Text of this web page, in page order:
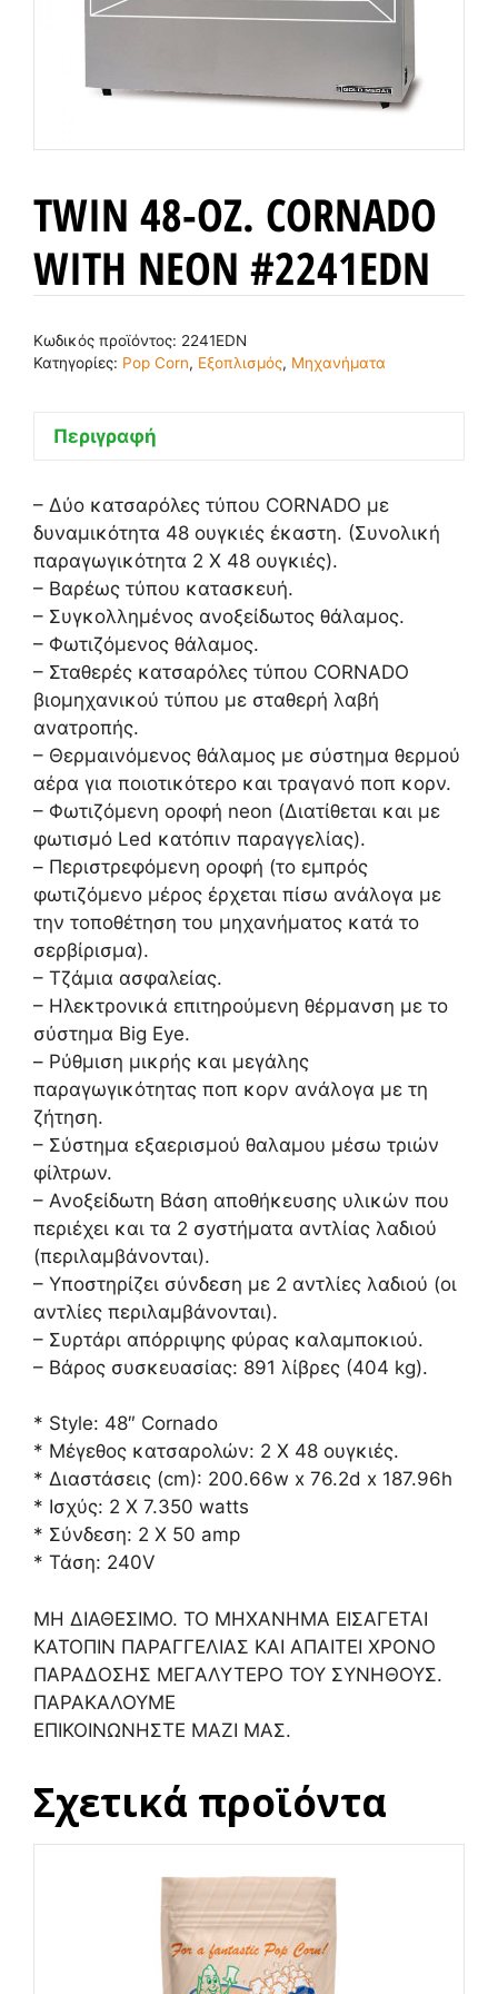
TWIN 48-OZ. CORNADO
WITH NEON #2241EDN
Κωδικός προϊόντος: 2241EDN
Κατηγορίες: Pop Corn, Εξοπλισμός, Μηχανήματα
Περιγραφή
– Δύο κατσαρόλες τύπου CORNADO με
δυναμικότητα 48 ουγκιές έκαστη. (Συνολική
παραγωγικότητα 2 Χ 48 ουγκιές).
– Βαρέως τύπου κατασκευή.
– Συγκολλημένος ανοξείδωτος θάλαμος.
– Φωτιζόμενος θάλαμος.
– Σταθερές κατσαρόλες τύπου CORNADO
βιομηχανικού τύπου με σταθερή λαβή
ανατροπής.
– Θερμαινόμενος θάλαμος με σύστημα θερμού
αέρα για ποιοτικότερο και τραγανό ποπ κορν.
– Φωτιζόμενη οροφή neon (Διατίθεται και με
φωτισμό Led κατόπιν παραγγελίας).
– Περιστρεφόμενη οροφή (το εμπρός
φωτιζόμενο μέρος έρχεται πίσω ανάλογα με
την τοποθέτηση του μηχανήματος κατά το
σερβίρισμα).
– Τζάμια ασφαλείας.
– Ηλεκτρονικά επιτηρούμενη θέρμανση με το
σύστημα Big Eye.
– Ρύθμιση μικρής και μεγάλης
παραγωγικότητας ποπ κορν ανάλογα με τη
ζήτηση.
– Σύστημα εξαερισμού θαλαμου μέσω τριών
φίλτρων.
– Ανοξείδωτη Βάση αποθήκευσης υλικών που
περιέχει και τα 2 σyστήματα αντλίας λαδιού
(περιλαμβάνονται).
– Υποστηρίζει σύνδεση με 2 αντλίες λαδιού (οι
αντλίες περιλαμβάνονται).
– Συρτάρι απόρριψης φύρας καλαμποκιού.
– Βάρος συσκευασίας: 891 λίβρες (404 kg).
* Style: 48″ Cornado
* Μέγεθος κατσαρολών: 2 Χ 48 ουγκιές.
* Διαστάσεις (cm): 200.66w x 76.2d x 187.96h
* Ισχύς: 2 Χ 7.350 watts
* Σύνδεση: 2 Χ 50 amp
* Τάση: 240V
ΜΗ ΔΙΑΘΕΣΙΜΟ. ΤΟ ΜΗΧΑΝΗΜΑ ΕΙΣΑΓΕΤΑΙ
ΚΑΤΟΠΙΝ ΠΑΡΑΓΓΕΛΙΑΣ ΚΑΙ ΑΠΑΙΤΕΙ ΧΡΟΝΟ
ΠΑΡΑΔΟΣΗΣ ΜΕΓΑΛΥΤΕΡΟ ΤΟΥ ΣΥΝΗΘΟΥΣ.
ΠΑΡΑΚΑΛΟΥΜΕ
ΕΠΙΚΟΙΝΩΝΗΣΤΕ ΜΑΖΙ ΜΑΣ.
Σχετικά προϊόντα